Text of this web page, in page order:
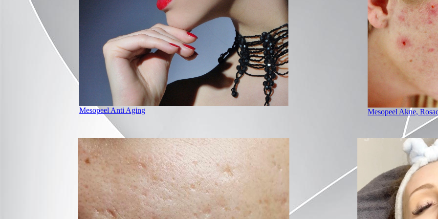
Mesopeel Anti Aging Mesopeel Akne,